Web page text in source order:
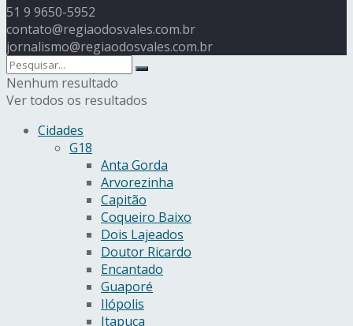
51 9 9650-5952
contato@regiaodosvales.com.br
jornalismo@regiaodosvales.com.br
Nenhum resultado
Ver todos os resultados
Cidades
G18
Anta Gorda
Arvorezinha
Capitão
Coqueiro Baixo
Dois Lajeados
Doutor Ricardo
Encantado
Guaporé
Ilópolis
Itapuca